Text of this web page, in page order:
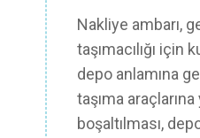
Nakliye ambarı,
taşımacılığı için
depo anlamına
taşıma
boşaltılması,